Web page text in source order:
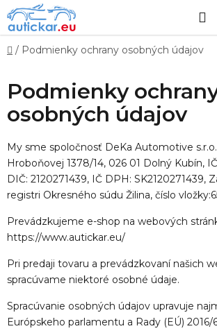
Prejsť
na
obsah
Domov
/ Podmienky ochrany osobných údajov
Podmienky
osobných údajov
My sme spoločnosť DeKa Automotive s.r.o.
Hroboňovej 1378/14, 026 01 Dolný Kubín,
DIČ: 2120271439, IČ DPH: SK2120271439,
registri Okresného súdu Žilina, číslo
Prevádzkujeme e-shop na webových
https://www.autickar.eu/
Pri predaji tovaru a prevádzkovaní našich
spracúvame niektoré osobné údaje.
Spracúvanie osobných údajov upravuje
Európskeho parlamentu a Rady (EÚ) 2016/